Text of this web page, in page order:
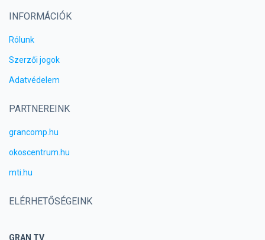
INFORMÁCIÓK
Rólunk
Szerzői jogok
Adatvédelem
PARTNEREINK
grancomp.hu
okoscentrum.hu
mti.hu
ELÉRHETŐSÉGEINK
GRAN TV